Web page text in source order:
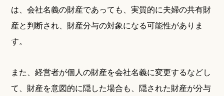
は、会社名義の財産であっても、実質的に夫婦の共有財
産と判断され、財産分与の対象になる可能性がありま
す。
また、経営者が個人の財産を会社名義に変更するなどし
て、財産を意図的に隠した場合も、隠された財産が分与